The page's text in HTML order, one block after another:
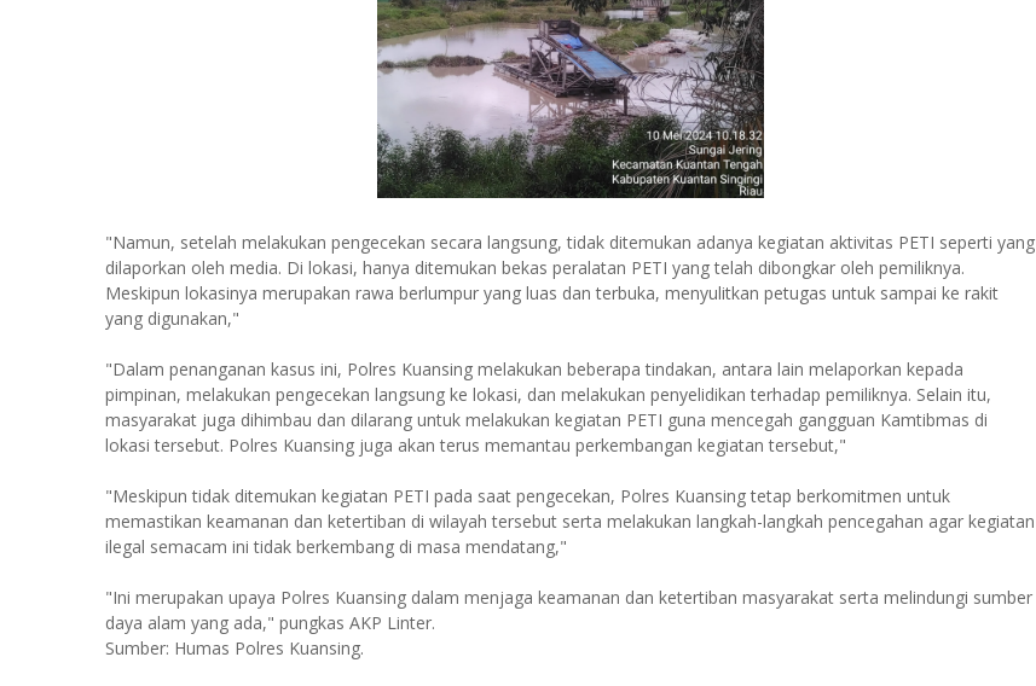
"Namun, setelah melakukan pengecekan secara langsung, tidak ditemukan adanya kegiatan aktivitas PETI seperti yang
dilaporkan oleh media. Di lokasi, hanya ditemukan bekas peralatan PETI yang telah dibongkar oleh pemiliknya.
Meskipun lokasinya merupakan rawa berlumpur yang luas dan terbuka, menyulitkan petugas untuk sampai ke rakit
yang digunakan,"
"Dalam penanganan kasus ini, Polres Kuansing melakukan beberapa tindakan, antara lain melaporkan kepada
pimpinan, melakukan pengecekan langsung ke lokasi, dan melakukan penyelidikan terhadap pemiliknya. Selain itu,
masyarakat juga dihimbau dan dilarang untuk melakukan kegiatan PETI guna mencegah gangguan Kamtibmas di
lokasi tersebut. Polres Kuansing juga akan terus memantau perkembangan kegiatan tersebut,"
"Meskipun tidak ditemukan kegiatan PETI pada saat pengecekan, Polres Kuansing tetap berkomitmen untuk
memastikan keamanan dan ketertiban di wilayah tersebut serta melakukan langkah-langkah pencegahan agar kegiatan
ilegal semacam ini tidak berkembang di masa mendatang,"
"Ini merupakan upaya Polres Kuansing dalam menjaga keamanan dan ketertiban masyarakat serta melindungi sumber
daya alam yang ada," pungkas AKP Linter.
Sumber: Humas Polres Kuansing.